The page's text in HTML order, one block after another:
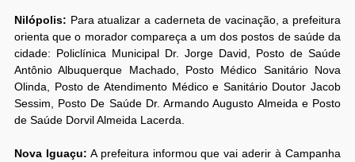
Nilópolis: Para atualizar a caderneta de vacinação, a prefeitura
orienta que o morador compareça a um dos postos de saúde da
cidade: Policlínica Municipal Dr. Jorge David, Posto de Saúde
Antônio Albuquerque Machado, Posto Médico Sanitário Nova
Olinda, Posto de Atendimento Médico e Sanitário Doutor Jacob
Sessim, Posto De Saúde Dr. Armando Augusto Almeida e Posto
de Saúde Dorvil Almeida Lacerda.
Nova Iguaçu: A prefeitura informou que vai aderir à Campanha